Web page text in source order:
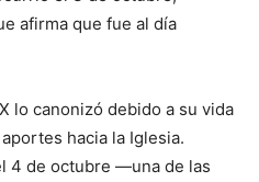
afirma que fue al día
lo canonizó debido a su vida
hacia la Iglesia.
4 de octubre ―una de las